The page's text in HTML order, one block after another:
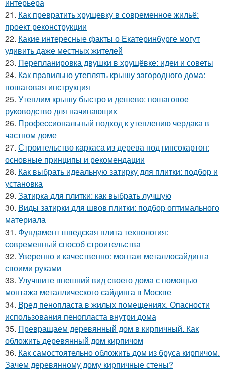
21. Как превратить хрущевку в современное жильё:
проект реконструкции
22. Какие интересные факты о Екатеринбурге могут
удивить даже местных жителей
23. Перепланировка двушки в хрущёвке: идеи и советы
24. Как правильно утеплять крышу загородного дома:
пошаговая инструкция
25. Утеплим крышу быстро и дешево: пошаговое
руководство для начинающих
26. Профессиональный подход к утеплению чердака в
частном доме
27. Строительство каркаса из дерева под гипсокартон:
основные принципы и рекомендации
28. Как выбрать идеальную затирку для плитки: подбор и
установка
29. Затирка для плитки: как выбрать лучшую
30. Виды затирки для швов плитки: подбор оптимального
материала
31. Фундамент шведская плита технология:
современный способ строительства
32. Уверенно и качественно: монтаж металлосайдинга
своими руками
33. Улучшите внешний вид своего дома с помощью
монтажа металлического сайдинга в Москве
34. Вред пенопласта в жилых помещениях. Опасности
использования пенопласта внутри дома
35. Превращаем деревянный дом в кирпичный. Как
обложить деревянный дом кирпичом
36. Как самостоятельно обложить дом из бруса кирпичом.
Зачем деревянному дому кирпичные стены?